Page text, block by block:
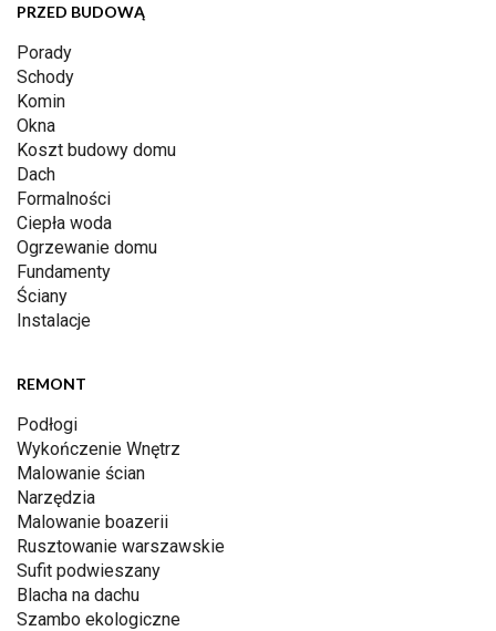
PRZED BUDOWĄ
Porady
Schody
Komin
Okna
Koszt budowy domu
Dach
Formalności
Ciepła woda
Ogrzewanie domu
Fundamenty
Ściany
Instalacje
REMONT
Podłogi
Wykończenie Wnętrz
Malowanie ścian
Narzędzia
Malowanie boazerii
Rusztowanie warszawskie
Sufit podwieszany
Blacha na dachu
Szambo ekologiczne